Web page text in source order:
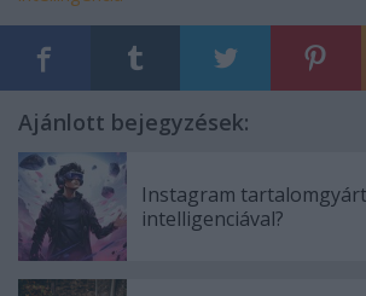
Ajánlott bejegyzések:
Instagram
intelligenciával?